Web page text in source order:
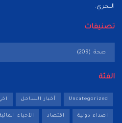
البحري.
تصنيفات
تصنيفات
الفئة
Uncategorized أخبار الساحل
اصداء دولية اقتصاد الأحياء